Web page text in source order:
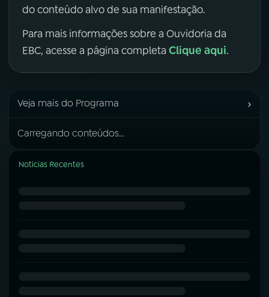
do conteúdo alvo de sua manifestação.
Para mais informações sobre a Ouvidoria da
EBC, acesse a página completa Clique aqui.
Veja mais do Programa ›
Carregando conteúdos...
Notícias Recentes